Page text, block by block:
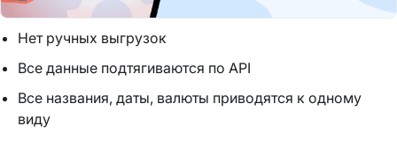
Нет ручных выгрузок
Все данные подтягиваются по API
Все названия, даты, валюты приводятся к одному
виду